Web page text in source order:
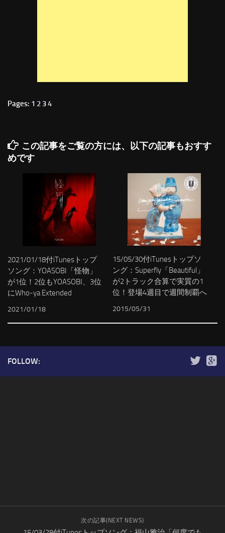
Pages: 1 2 34
この記事をご覧の方には、以下の記事もおすす
めです
2021/01/18付iTunesトップ
ソング：YOASOBI「怪物」
が1位！2位もYOASOBI、3位
にWho-ya Extended
2021/01/18
15/05/30付iTunesトップソ
ング：Superfly「Beautiful」
が2トラック合算で実質の1
位！登場4週目で週間制覇へ
2015/05/31
FOLLOW:
次の記事(NEXT NEWS)